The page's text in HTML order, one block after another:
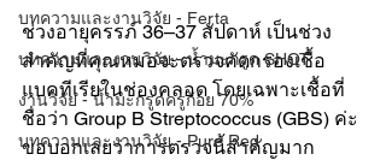
บทความและงานวิจัย - Ferta
บทความและงานวิจัย - น้ำมะกรูด SHOT
งานวิจัย - น้ำมะกรูดครูก้อย 70%
บทความและงานวิจัย - Pure Red
ช่วงอายุครรภ์ 36–37 สัปดาห์ เป็นช่วง
สำคัญที่คุณหมอจะตรวจคัดกรองเชื้อ
แบคทีเรียในช่องคลอด โดยเฉพาะเชื้อที่
ชื่อว่า Group B Streptococcus (GBS) ค่ะ
ขอบอกเลยว่าการตรวจนี้สำคัญมาก